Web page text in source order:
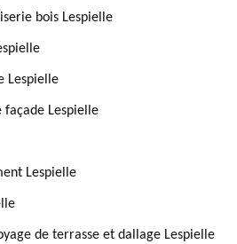
bois Lespielle
Lespielle
façade Lespielle
Lespielle
de terrasse et dallage Lespielle